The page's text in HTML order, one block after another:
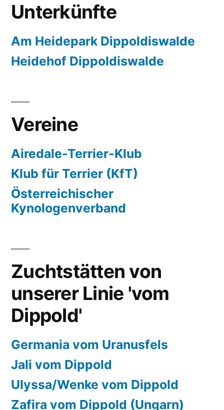
Unterkünfte
Am Heidepark Dippoldiswalde
Heidehof Dippoldiswalde
Vereine
Airedale-Terrier-Klub
Klub für Terrier (KfT)
Österreichischer
Kynologenverband
Zuchtstätten von
unserer Linie 'vom
Dippold'
Germania vom Uranusfels
Jali vom Dippold
Ulyssa/Wenke vom Dippold
Zafira vom Dippold (Ungarn)